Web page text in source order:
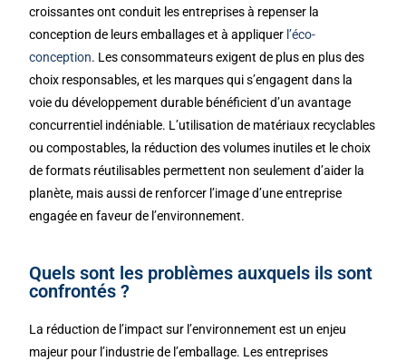
croissantes ont conduit les entreprises à repenser la
conception de leurs emballages et à appliquer l’éco-
conception. Les consommateurs exigent de plus en plus des
choix responsables, et les marques qui s’engagent dans la
voie du développement durable bénéficient d’un avantage
concurrentiel indéniable. L’utilisation de matériaux recyclables
ou compostables, la réduction des volumes inutiles et le choix
de formats réutilisables permettent non seulement d’aider la
planète, mais aussi de renforcer l’image d’une entreprise
engagée en faveur de l’environnement.
Quels sont les problèmes auxquels ils sont
confrontés ?
La réduction de l’impact sur l’environnement est un enjeu
majeur pour l’industrie de l’emballage. Les entreprises